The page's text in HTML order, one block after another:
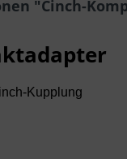
"Cinch-
Kupplung